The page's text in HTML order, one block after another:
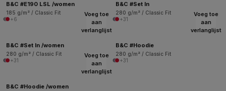
B&C #E190 LSL /women
185 g/m² / Classic Fit
+6
B&C #Set In
280 g/m² / Classic Fit
+31
Voeg toe
aan
verlanglijst
B&C #Set In /women
280 g/m² / Classic Fit
+31
Voeg toe
aan
verlanglijst
B&C #Hoodie
280 g/m² / Classic Fit
+31
Voeg toe
aan
verlanglijst
B&C #Hoodie /women